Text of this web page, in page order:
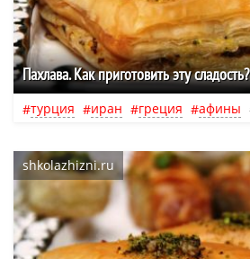
Пахлава. Как приготовить эту сладость?
турция иран греция афины
shkolazhizni.ru